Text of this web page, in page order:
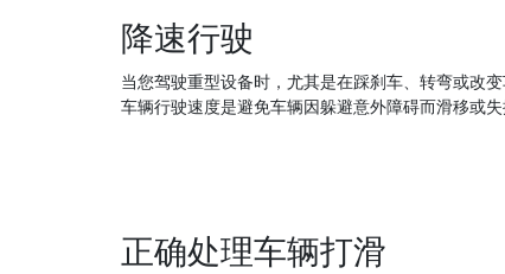
降速行驶
当您驾驶重型设备时，尤其是在踩刹车、转弯或改
车辆行驶速度是避免车辆因躲避意外障碍而滑移或失
正确处理车辆打滑